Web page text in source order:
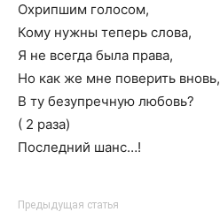
Охрипшим голосом,
Кому нужны теперь слова,
Я не всегда была права,
Но как же мне поверить вновь,
В ту безупречную любовь?
( 2 раза)
Последний шанс…!
Предыдущая статья